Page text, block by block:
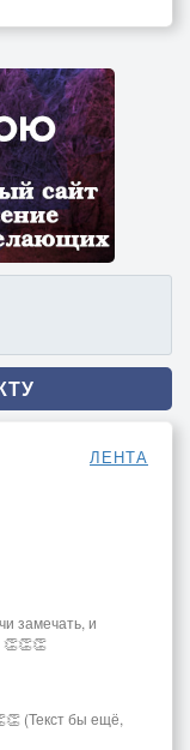
ЛЕНТА
замечать, и
(Текст бы ещё,